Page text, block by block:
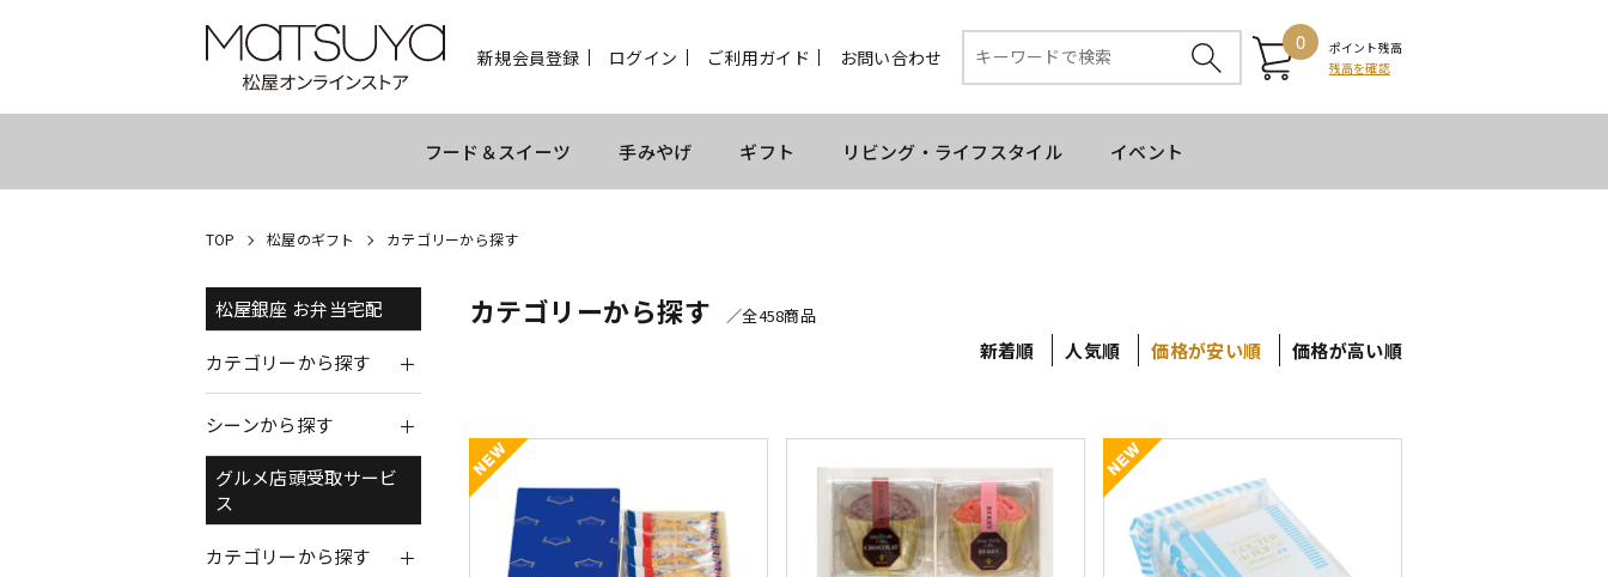
新規会員登録 ログイン ご利用ガイド お問い合わせ
0
ポイント残高
残高を確認
フード＆スイーツ 手みやげ ギフト リビング・ライフスタイル イベント
TOP 松屋のギフト カテゴリーから探す
松屋銀座 お弁当宅配
カテゴリーから探す
シーンから探す
グルメ店頭受取サービ
ス
カテゴリーから探す
カテゴリーから探す ／全458商品
新着順 人気順 価格が安い順 価格が高い順